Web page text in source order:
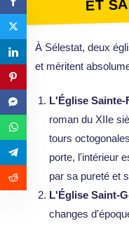
À Sélestat, deux
et méritent
L'Église Sainte-
roman du XIIe
tours
porte, l'intérieur
par sa pureté et
L'Église Saint-
changes